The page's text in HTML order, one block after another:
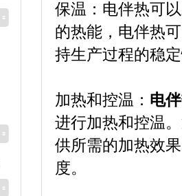
保温：电伴热可
的热能，电伴热
持生产过程的稳
加热和控温： 电
进行加热和控温
供所需的加热效
度。